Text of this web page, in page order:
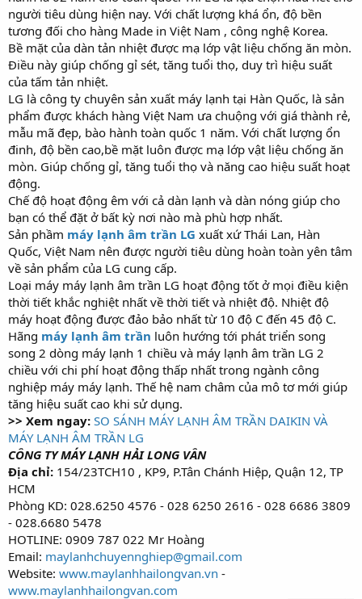
người tiêu dùng hiện nay. Với chất lượng khá ổn, độ bền
tương đối cho hàng Made in Việt Nam , công nghệ Korea.
Bề mặt của dàn tản nhiệt được mạ lớp vật liệu chống ăn mòn.
Điều này giúp chống gỉ sét, tăng tuổi thọ, duy trì hiệu suất
của tấm tản nhiệt.
LG là công ty chuyên sản xuất máy lạnh tại Hàn Quốc, là sản
phẩm được khách hàng Việt Nam ưa chuộng với giá thành rẻ,
mẫu mã đẹp, bào hành toàn quốc 1 năm. Với chất lượng ổn
đinh, độ bền cao,bề mặt luôn được mạ lớp vật liệu chống ăn
mòn. Giúp chống gỉ, tăng tuổi thọ và năng cao hiệu suất hoạt
động.
Chế độ hoạt động êm với cả dàn lạnh và dàn nóng giúp cho
bạn có thể đặt ở bất kỳ nơi nào mà phù hợp nhất.
Sản phầm máy lạnh âm trần LG xuất xứ Thái Lan, Hàn
Quốc, Việt Nam nên được người tiêu dùng hoàn toàn yên tâm
về sản phẩm của LG cung cấp.
Loại máy máy lạnh âm trần LG hoạt động tốt ở mọi điều kiện
thời tiết khắc nghiệt nhất về thời tiết và nhiệt độ. Nhiệt độ
máy hoạt động được đảo bảo nhất từ 10 độ C đến 45 độ C.
Hãng máy lạnh âm trần luôn hướng tới phát triển song
song 2 dòng máy lạnh 1 chiều và máy lạnh âm trần LG 2
chiều với chi phí hoạt động thấp nhất trong ngành công
nghiệp máy máy lạnh. Thế hệ nam châm của mô tơ mới giúp
tăng hiệu suất cao khi sử dụng.
>> Xem ngay: SO SÁNH MÁY LẠNH ÂM TRẦN DAIKIN VÀ
MÁY LẠNH ÂM TRẦN LG
CÔNG TY MÁY LẠNH HẢI LONG VÂN
Địa chỉ: 154/23TCH10 , KP9, P.Tân Chánh Hiệp, Quận 12, TP
HCM
Phòng KD: 028.6250 4576 - 028 6250 2616 - 028 6686 3809
- 028.6680 5478
HOTLINE: 0909 787 022 Mr Hoàng
Email: maylanhchuyennghiep@gmail.com
Website: www.maylanhhailongvan.vn -
www.maylanhhailongvan.com